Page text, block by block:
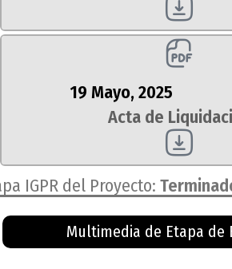
19 Mayo, 2025
Acta de
IGPR del Proyecto:
Multimedia de Etapa de